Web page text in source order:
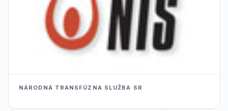
NÁRODNÁ TRANSFÚZNA SLUŽBA SR